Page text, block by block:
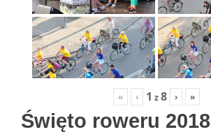
« ‹ 1 z8 › »
Święto roweru 2018